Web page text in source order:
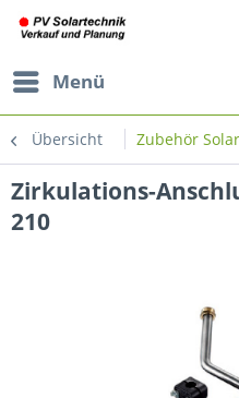
Menü
Übersicht Zubehör
Zirkulations-
210